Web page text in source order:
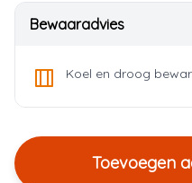
Bewaaradvies
Koel en droog
Toevoegen